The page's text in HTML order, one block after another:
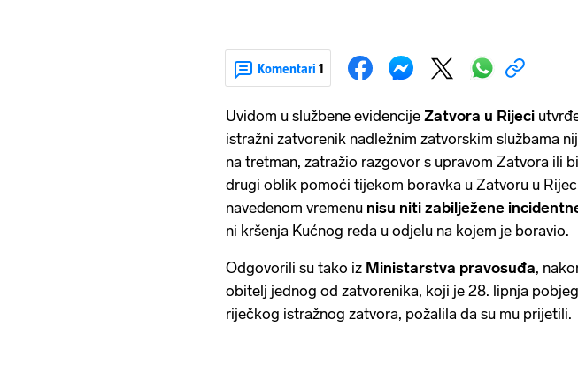
Komentari 1
Uvidom u službene evidencije Zatvora u Rijeci
istražni zatvorenik nadležnim zatvorskim službama
na tretman, zatražio razgovor s upravom Zatvora ili
drugi oblik pomoći tijekom boravka u Zatvoru u
navedenom vremenu nisu niti zabilježene
ni kršenja Kućnog reda u odjelu na kojem je boravio.
Odgovorili su tako iz Ministarstva pravosuđa,
obitelj jednog od zatvorenika, koji je 28. lipnja
riječkog istražnog zatvora, požalila da su mu prijetili.